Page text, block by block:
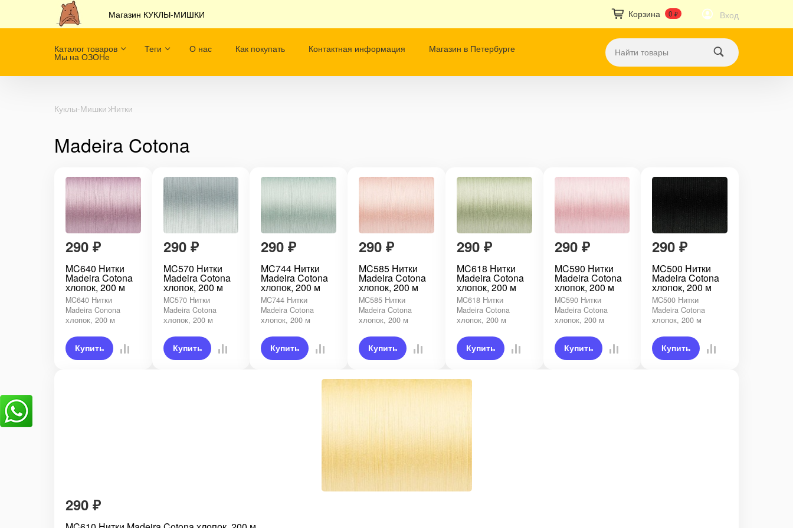
Магазин КУКЛЫ-МИШКИ Корзина 0 ₽ Вход
Каталог товаров Теги О нас Как покупать Контактная информация Магазин в Петербурге
Мы на ОЗОНе
Куклы-Мишки Нитки
Madeira Cotona
290 ₽
MC640 Нитки
Madeira Cotona
хлопок, 200 м
MC640 Нитки
Madeira Conona
хлопок, 200 м
Купить
290 ₽
MC570 Нитки
Madeira Cotona
хлопок, 200 м
MC570 Нитки
Madeira Cotona
хлопок, 200 м
Купить
290₽
MC744 Нитки
Madeira Cotona
хлопок, 200 м
MC744 Нитки
Madeira Cotona
хлопок, 200 м
Купить
290₽
MC585 Нитки
Madeira Cotona
хлопок, 200 м
MC585 Нитки
Madeira Cotona
хлопок, 200 м
Купить
290 ₽
MC618 Нитки
Madeira Cotona
хлопок, 200 м
MC618 Нитки
Madeira Cotona
хлопок, 200 м
Купить
290 ₽
MC590 Нитки
Madeira Cotona
хлопок, 200 м
MC590 Нитки
Madeira Cotona
хлопок, 200 м
Купить
290₽
MC500 Нитки
Madeira Cotona
хлопок, 200 м
MC500 Нитки
Madeira Cotona
хлопок, 200 м
Купить
290 ₽